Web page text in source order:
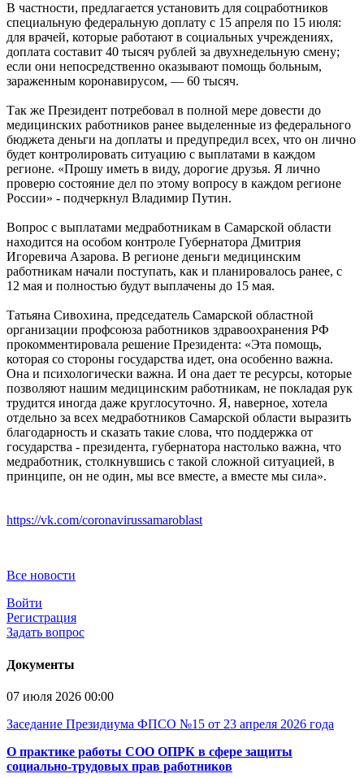
В частности, предлагается установить для соцработников
специальную федеральную доплату с 15 апреля по 15 июля:
для врачей, которые работают в социальных учреждениях,
доплата составит 40 тысяч рублей за двухнедельную смену;
если они непосредственно оказывают помощь больным,
зараженным коронавирусом, — 60 тысяч.
Так же Президент потребовал в полной мере довести до
медицинских работников ранее выделенные из федерального
бюджета деньги на доплаты и предупредил всех, что он лично
будет контролировать ситуацию с выплатами в каждом
регионе. «Прошу иметь в виду, дорогие друзья. Я лично
проверю состояние дел по этому вопросу в каждом регионе
России» - подчеркнул Владимир Путин.
Вопрос с выплатами медработникам в Самарской области
находится на особом контроле Губернатора Дмитрия
Игоревича Азарова. В регионе деньги медицинским
работникам начали поступать, как и планировалось ранее, с
12 мая и полностью будут выплачены до 15 мая.
Татьяна Сивохина, председатель Самарской областной
организации профсоюза работников здравоохранения РФ
прокомментировала решение Президента: «Эта помощь,
которая со стороны государства идет, она особенно важна.
Она и психологически важна. И она дает те ресурсы, которые
позволяют нашим медицинским работникам, не покладая рук
трудится иногда даже круглосуточно. Я, наверное, хотела
отдельно за всех медработников Самарской области выразить
благодарность и сказать такие слова, что поддержка от
государства - президента, губернатора настолько важна, что
медработник, столкнувшись с такой сложной ситуацией, в
принципе, он не один, мы все вместе, а вместе мы сила».
https://vk.com/coronavirussamaroblast
Все новости
Войти
Регистрация
Задать вопрос
Документы
07 июля 2026 00:00
Заседание Президиума ФПСО №15 от 23 апреля 2026 года
О практике работы СОО ОПРК в сфере защиты
социально-трудовых прав работников